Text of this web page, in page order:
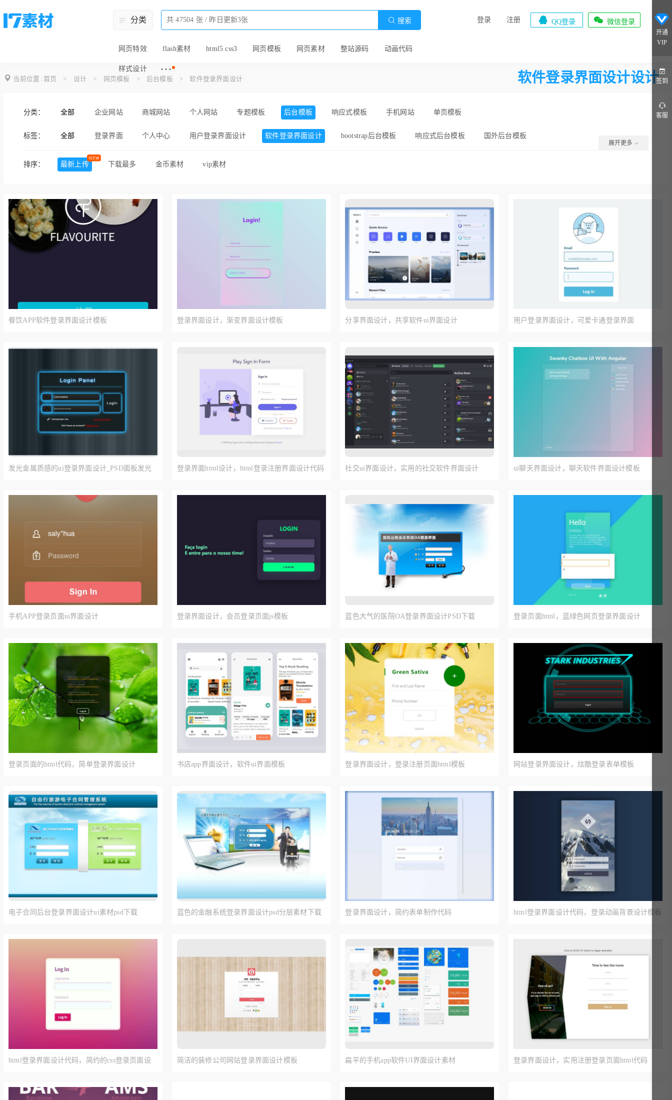
分类  搜索
网页特效 flash素材 html5 css3 网页模板 网页素材 整站源码 动画代码
样式设计 ···
登录 注册  QQ登录  微信登录
当前位置 :首页 > 设计 > 网页模板 > 后台模板 > 软件登录界面设计 软件登录界面设计设计
分类： 全部 企业网站 商城网站 个人网站 专题模板 后台模板 响应式模板 手机网站 单页模板
标签： 全部 登录界面 个人中心 用户登录界面设计 软件登录界面设计 bootstrap后台模板 响应式后台模板 国外后台模板
企业后台模板
展开更多
排序： 最新上传 下载最多 金币素材 vip素材
餐饮APP软件登录界面设计模板 登录界面设计，渐变界面设计模板 分享界面设计，共享软件ui界面设计 用户登录界面设计，可爱卡通登录界面
发光金属质感的ui登录界面设计_PSD面板发光 登录界面html设计，html登录注册界面设计代码 社交ui界面设计，实用的社交软件界面设计 ui聊天界面设计，聊天软件界面设计模板
手机APP登录页面ui界面设计 登录界面设计，会员登录页面js模板 蓝色大气的医院OA登录界面设计PSD下载 登录页面html，蓝绿色网页登录界面设计
登录页面的html代码，简单登录界面设计 书店app界面设计，软件ui界面模板 登录界面设计，登录注册页面html模板 网站登录界面设计，炫酷登录表单模板
电子合同后台登录界面设计ui素材psd下载 蓝色的金融系统登录界面设计psd分层素材下载 登录界面设计，简约表单制作代码 html登录界面设计代码，登录动画背景设计模板
html登录界面设计代码，简约的css登录页面设 简洁的装修公司网站登录界面设计模板 扁平的手机app软件UI界面设计素材 登录界面设计，实用注册登录页面html代码
开通
VIP
签到
客服